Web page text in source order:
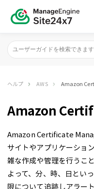
ヘルプ AWS Amazon
Amazon
Amazon Certificate
サイトやアプリケーショ
雑な作成や管理を行うこ
よって、分、時、日とい
限について追跡しアラー